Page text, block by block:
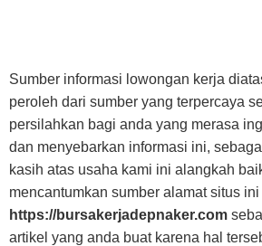
Sumber informasi lowongan kerja
peroleh dari sumber yang terpercaya
persilahkan bagi anda yang merasa
dan menyebarkan informasi ini,
kasih atas usaha kami ini alangkah
mencantumkan sumber alamat situs ini
https://bursakerjadepnaker.com
artikel yang anda buat karena hal